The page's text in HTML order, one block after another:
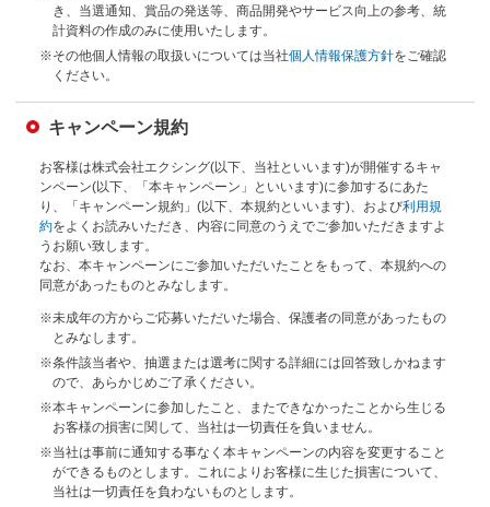
き、当選通知、賞品の発送等、商品開発やサービス向上の参考、統
計資料の作成のみに使用いたします。
※その他個人情報の取扱いについては当社個人情報保護方針をご確認
ください。
キャンペーン規約
お客様は株式会社エクシング(以下、当社といいます)が開催するキャ
ンペーン(以下、「本キャンペーン」といいます)に参加するにあた
り、「キャンペーン規約」(以下、本規約といいます)、および利用規
約をよくお読みいただき、内容に同意のうえでご参加いただきますよ
うお願い致します。
なお、本キャンペーンにご参加いただいたことをもって、本規約への
同意があったものとみなします。
※未成年の方からご応募いただいた場合、保護者の同意があったもの
とみなします。
※条件該当者や、抽選または選考に関する詳細には回答致しかねます
ので、あらかじめご了承ください。
※本キャンペーンに参加したこと、またできなかったことから生じる
お客様の損害に関して、当社は一切責任を負いません。
※当社は事前に通知する事なく本キャンペーンの内容を変更すること
ができるものとします。これによりお客様に生じた損害について、
当社は一切責任を負わないものとします。